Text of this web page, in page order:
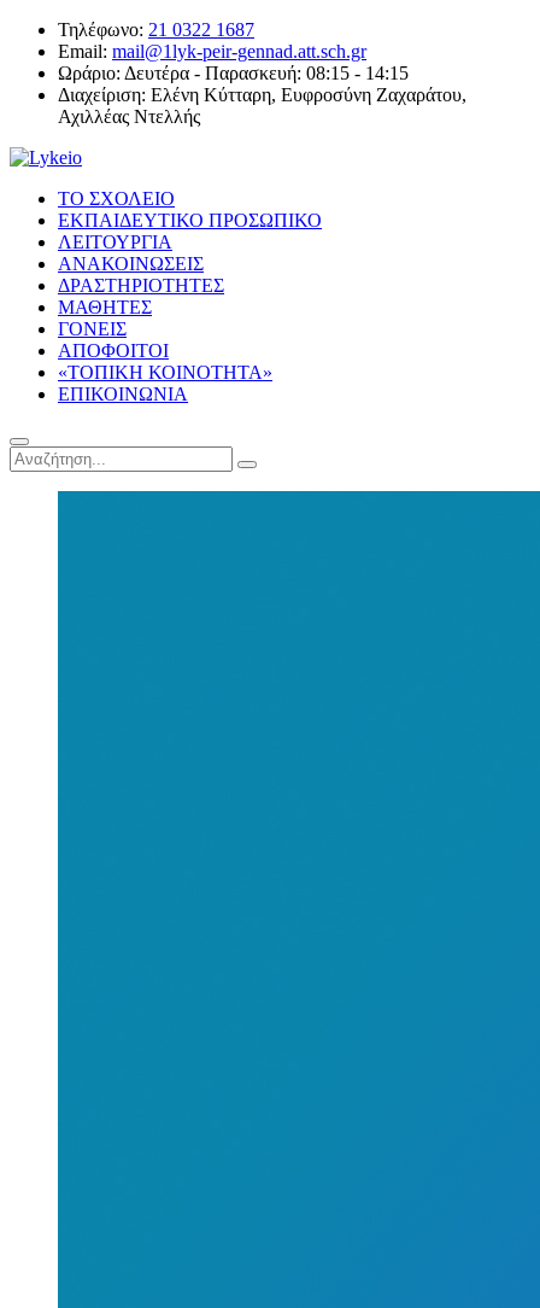
Τηλέφωνο: 21 0322 1687
Email: mail@1lyk-peir-gennad.att.sch.gr
Ωράριο: Δευτέρα - Παρασκευή: 08:15 - 14:15
Διαχείριση: Ελένη Κύτταρη, Ευφροσύνη Ζαχαράτου,
Αχιλλέας Ντελλής
ΤΟ ΣΧΟΛΕΙΟ
ΕΚΠΑΙΔΕΥΤΙΚΟ ΠΡΟΣΩΠΙΚΟ
ΛΕΙΤΟΥΡΓΙΑ
ΑΝΑΚΟΙΝΩΣΕΙΣ
ΔΡΑΣΤΗΡΙΟΤΗΤΕΣ
ΜΑΘΗΤΕΣ
ΓΟΝΕΙΣ
ΑΠΟΦΟΙΤΟΙ
«ΤΟΠΙΚΗ ΚΟΙΝΟΤΗΤΑ»
ΕΠΙΚΟΙΝΩΝΙΑ